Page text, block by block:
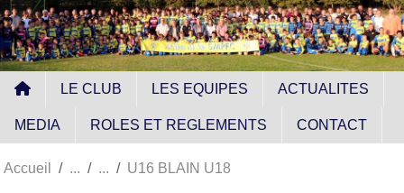
LE CLUB LES EQUIPES ACTUALITES
MEDIA ROLES ET REGLEMENTS CONTACT
Accueil U16 BLAIN U18
Panneau de gestion des cookies